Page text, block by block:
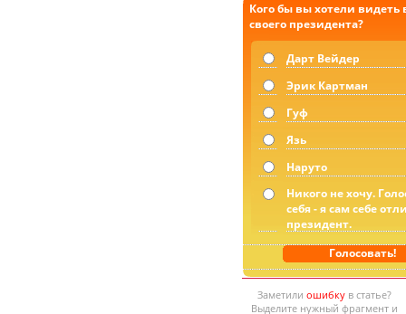
Кого бы вы хотели видеть
своего президента?
Дарт Вейдер
Эрик Картман
Гуф
Язь
Наруто
Никого не хочу.
себя - я сам себе
президент.
Голосовать!
Заметили ошибкув статье?
Выделите нужный фрагмент и